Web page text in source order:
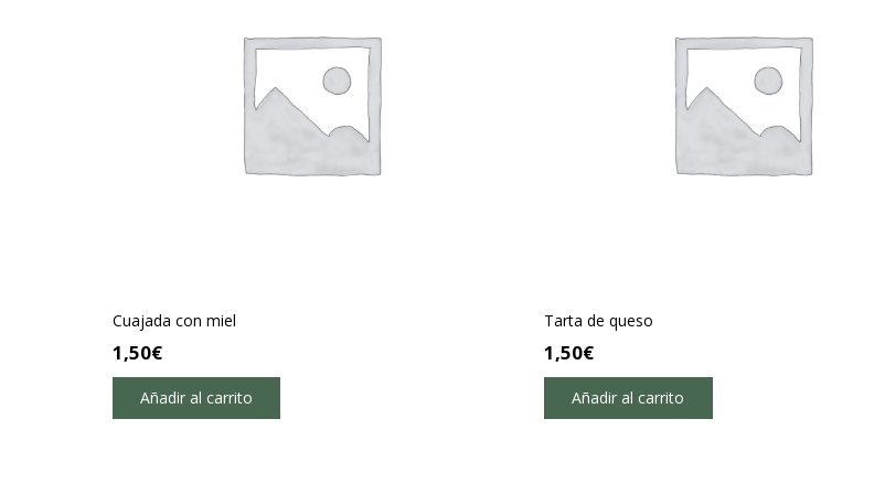
Cuajada con miel
1,50€
Añadir al carrito
Tarta de queso
1,50€
Añadir al carrito